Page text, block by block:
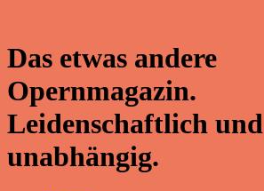
Das etwas andere
Opernmagazin.
Leidenschaftlich und
unabhängig.